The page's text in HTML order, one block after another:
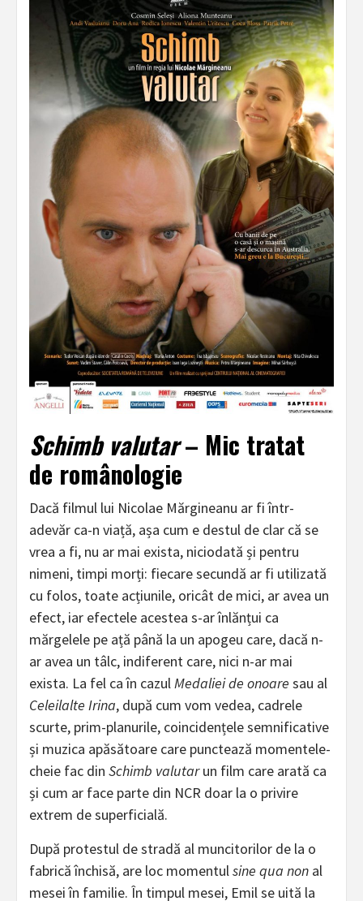
Schimb valutar– Mic tratat
de românologie
Dacă filmul lui Nicolae Mărgineanu ar fi într-
adevăr ca-n viață, așa cum e destul de clar că se
vrea a fi, nu ar mai exista, niciodată și pentru
nimeni, timpi morți: fiecare secundă ar fi utilizată
cu folos, toate acțiunile, oricât de mici, ar avea un
efect, iar efectele acestea s-ar înlănțui ca
mărgelele pe ață până la un apogeu care, dacă n-
ar avea un tâlc, indiferent care, nici n-ar mai
exista. La fel ca în cazulMedaliei de onoare sau al
Celeilalte Irina, după cum vom vedea, cadrele
scurte, prim-planurile, coincidențele semnificative
și muzica apăsătoare care punctează momentele-
cheie fac din Schimb valutarun film care arată ca
și cum ar face parte din NCR doar la o privire
extrem de superficială.
După protestul de stradă al muncitorilor de la o
fabrică închisă, are loc momentulsine qua non al
mesei în familie. În timpul mesei, Emil se uită la